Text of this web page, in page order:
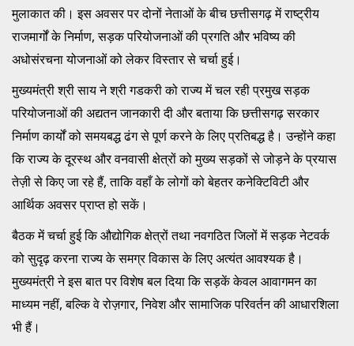
मुलाकात की। इस अवसर पर दोनों नेताओं के बीच छत्तीसगढ़ में राष्ट्रीय
राजमार्गों के निर्माण, सड़क परियोजनाओं की प्रगति और भविष्य की
अधोसंरचना योजनाओं को लेकर विस्तार से चर्चा हुई।
मुख्यमंत्री श्री साय ने श्री गडकरी को राज्य में चल रही प्रमुख सड़क
परियोजनाओं की अद्यतन जानकारी दी और बताया कि छत्तीसगढ़ सरकार
निर्माण कार्यों को समयबद्ध ढंग से पूर्ण करने के लिए प्रतिबद्ध है। उन्होंने कहा
कि राज्य के दूरस्थ और वनवासी क्षेत्रों को मुख्य सड़कों से जोड़ने के प्रयास
तेज़ी से किए जा रहे हैं, ताकि वहाँ के लोगों को बेहतर कनेक्टिविटी और
आर्थिक अवसर प्राप्त हो सकें।
बैठक में चर्चा हुई कि औद्योगिक क्षेत्रों तथा नवगठित जिलों में सड़क नेटवर्क
को सुदृढ़ करना राज्य के समग्र विकास के लिए अत्यंत आवश्यक है।
मुख्यमंत्री ने इस बात पर विशेष बल दिया कि सड़कें केवल आवागमन का
माध्यम नहीं, बल्कि वे रोज़गार, निवेश और सामाजिक परिवर्तन की आधारशिला
भी हैं।